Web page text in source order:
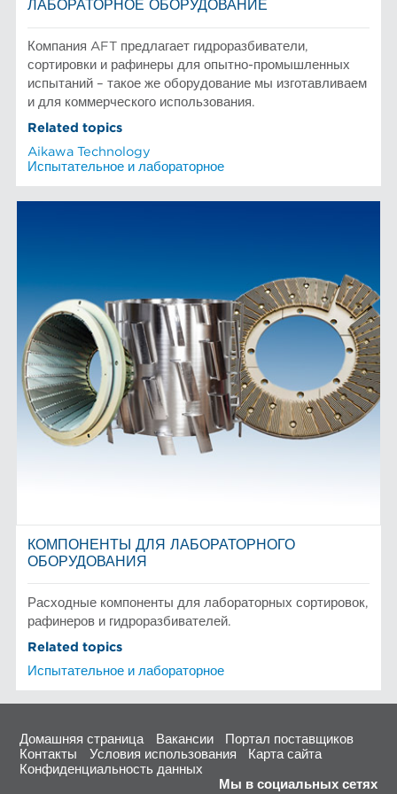
ЛАБОРАТОРНОЕ ОБОРУДОВАНИЕ
Компания AFT предлагает гидроразбиватели,
сортировки и рафинеры для опытно-промышленных
испытаний – такое же оборудование мы изготавливаем
и для коммерческого использования.
Related topics
Aikawa Technology
Испытательное и лабораторное
КОМПОНЕНТЫ ДЛЯ ЛАБОРАТОРНОГО
ОБОРУДОВАНИЯ
Расходные компоненты для лабораторных сортировок,
рафинеров и гидроразбивателей.
Related topics
Испытательное и лабораторное
Домашняя страница Вакансии
Портал поставщиков
Контакты
Условия использования
Карта сайта
Конфиденциальность данных
Мы в социальных сетях